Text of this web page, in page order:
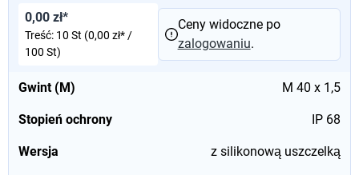
Gwint (M) M 40 x 1,5
Stopień ochrony IP 68
Wersja z silikonową uszczelką
0,00 zł*
Treść: 10 St (0,00 zł* /
100 St)
Ceny widoczne po
zalogowaniu.